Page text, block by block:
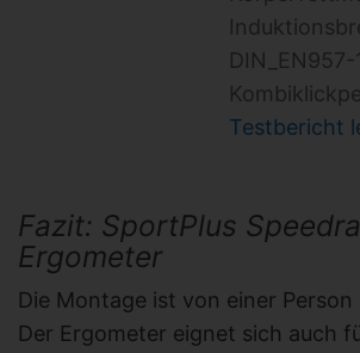
DIN_EN957-
Testbericht
Fazit: SportPlus
Ergometer
Die Montage ist von einer
Der Ergometer eignet sich auch